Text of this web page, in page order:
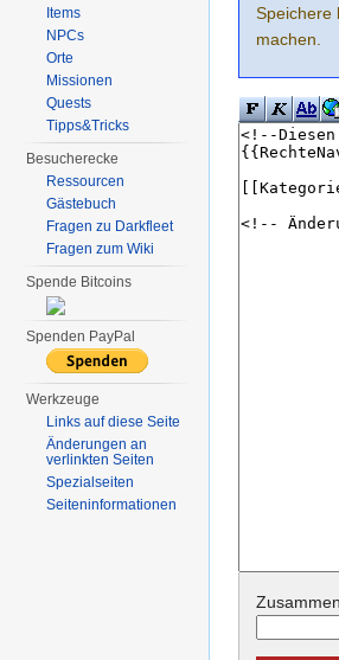
Speichere
machen.
Items
NPCs
Orte
Missionen
Quests
Tipps&Tricks
Besucherecke
Ressourcen
Gästebuch
Fragen zu Darkfleet
Fragen zum Wiki
Spende Bitcoins
Spenden PayPal
Werkzeuge
Links auf diese Seite
Änderungen an
verlinkten Seiten
Spezialseiten
Seiten­informationen